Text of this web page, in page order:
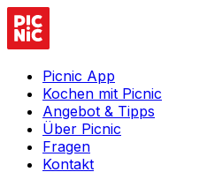
Picnic App
Kochen mit Picnic
Angebot & Tipps
Über Picnic
Fragen
Kontakt